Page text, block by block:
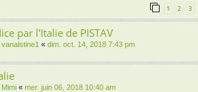
1 2 3
par l'Italie de PISTAV
vanalstine1 « dim. oct. 14, 2018 7:43 pm
Mimi « mer. juin 06, 2018 10:40 am